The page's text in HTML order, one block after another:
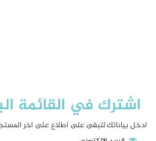
اشترك في القائمة
ادخل بياناتك لتبقى على اطلاع على اخر